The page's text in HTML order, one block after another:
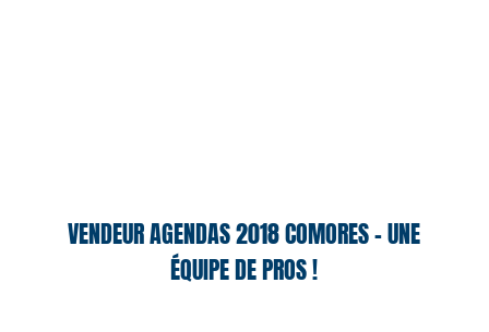
VENDEUR AGENDAS 2018 COMORES – UNE
ÉQUIPE DE PROS !